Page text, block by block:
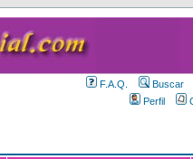
F.A.Q. Buscar
Perfil